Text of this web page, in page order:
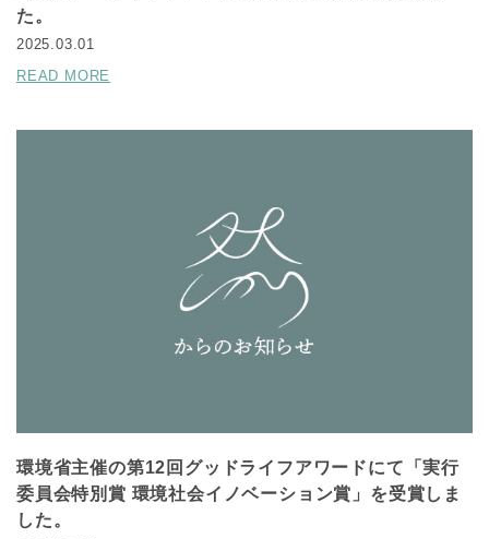
た。
2025.03.01
READ MORE
環境省主催の第12回グッドライフアワードにて「実行
委員会特別賞 環境社会イノベーション賞」を受賞しま
した。